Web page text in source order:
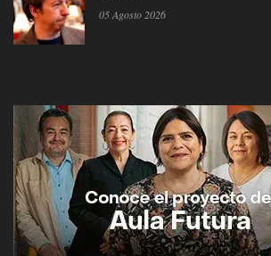
05 Agosto 2026